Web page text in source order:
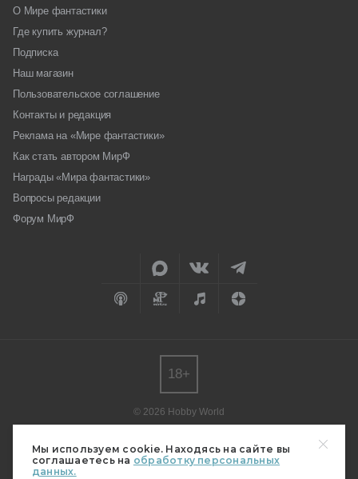
Мы используем cookie. Находясь на сайте вы
соглашаетесь на обработку персональных
данных.
О Мире фантастики
Где купить журнал?
Подписка
Наш магазин
Пользовательское соглашение
Контакты и редакция
Реклама на «Мире фантастики»
Как стать автором МирФ
Награды «Мира фантастики»
Вопросы редакции
Форум МирФ
© 2026 Hobby World
редакции.
Мнение авторов может не совпадать с мнением редакции.
18+